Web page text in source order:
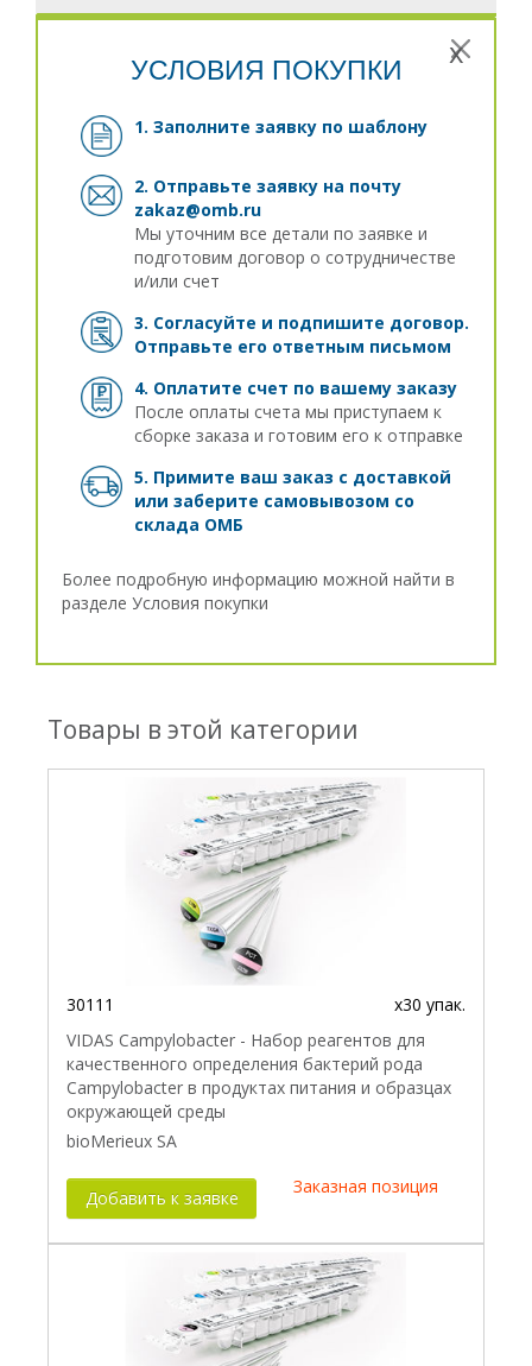
x
УСЛОВИЯ ПОКУПКИ
1. Заполните заявку по шаблону
2. Отправьте заявку на почту
zakaz@omb.ru
Мы уточним все детали по заявке и
подготовим договор о сотрудничестве
и/или счет
3. Согласуйте и подпишите договор.
Отправьте его ответным письмом
4. Оплатите счет по вашему заказу
После оплаты счета мы приступаем к
сборке заказа и готовим его к отправке
5. Примите ваш заказ с доставкой
или заберите самовывозом со
склада ОМБ
Более подробную информацию можной найти в
разделе Условия покупки
Товары в этой категории
30111
x30 упак.
VIDAS Campylobacter - Набор реагентов для
качественного определения бактерий рода
Campylobacter в продуктах питания и образцах
окружающей среды
bioMerieux SA
Добавить к заявке
Заказная позиция